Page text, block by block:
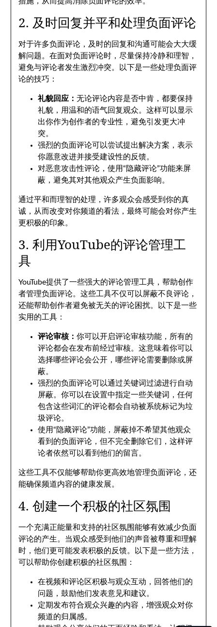
2. 及时回复并平和处理负面评论
对于许多负面评论，及时的回复和沟通可能会大大缓
解问题。在面对负面评论时，尽量保持冷静和理智，
避免与评论者发生激烈冲突。以下是一些处理负面评
论的技巧：
礼貌回应：无论评论内容是否中肯，都要保持
礼貌，用温和的语气回复观众。这样可以显示
出你作为创作者的专业性，避免引发更大冲
突。
强烈的负面评论可以尝试提出解决方案，表示
你愿意改进并接受建设性的反馈。
对恶意攻击性评论，使用“隐藏评论”功能来屏
蔽，避免其对其他观众产生负面影响。
通过平和而理智的处理，许多观众会感受到你的真
诚，从而改变对你频道的看法，最终可能会对你产生
更积极的印象。
3. 利用YouTube的评论管理工
具
YouTube提供了一些强大的评论管理工具，帮助创作
者管理负面评论。这些工具不仅可以屏蔽不良评论，
还能帮助创作者避免被无关的评论困扰。以下是一些
实用的工具：
评论审核：你可以开启评论审核功能，所有的
评论都会在发布前经过审核。这意味着你可以
选择哪些评论会公开，哪些评论需要删除或屏
蔽。
强烈的负面评论可以通过关键词过滤进行自动
屏蔽。你可以在设置中指定一些关键词，任何
包含这些词汇的评论都会自动被系统标记为垃
圾评论。
使用“隐藏评论”功能，屏蔽掉不希望其他观众
看到的负面评论，但不完全删除它们，这样评
论者依然可以看到他们的留言。
这些工具不仅能够帮助你更高效地管理负面评论，还
能确保频道内容的健康发展。
4. 创建一个积极的社区氛围
一个充满正能量和支持的社区氛围能够有效减少负面
评论的产生。当观众感受到他们的声音被尊重和理解
时，他们更可能发表积极的反馈。以下是一些方法，
可以帮助你创建积极的社区氛围：
在视频和评论区积极与观众互动，回答他们的
问题，鼓励他们发表意见和建议。
定期发布符合观众兴趣的内容，增强观众对你
频道的归属感。